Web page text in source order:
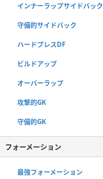
インナーラップサイドバック
守備的サイドバック
ハードプレスDF
ビルドアップ
オーバーラップ
攻撃的GK
守備的GK
フォーメーション
最強フォーメーション